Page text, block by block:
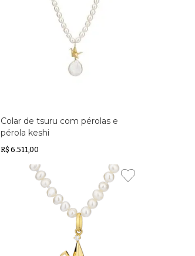
Colar de tsuru com pérolas e
pérola keshi
R$ 6.511,00